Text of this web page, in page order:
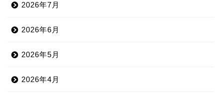
2026年7月
2026年6月
2026年5月
2026年4月